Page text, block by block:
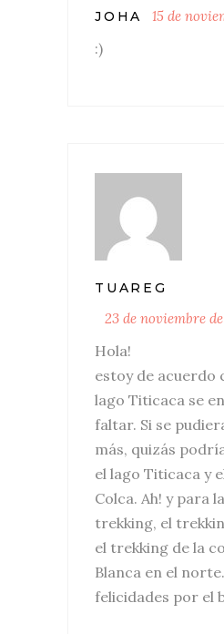
JOHA 15 de
:)
TUAREG
23 de noviembre
Hola!
estoy de acuerdo
lago Titicaca se
faltar. Si se
más, quizás
el lago Titicaca y
Colca. Ah! y para
trekking, el
el trekking de la
Blanca en el norte.
felicidades por el